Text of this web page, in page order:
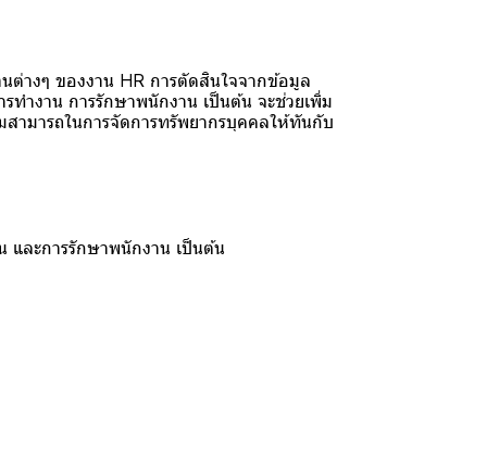
างๆ ของงาน HR การตัดสินใจจากข้อมูล
ทำงาน การรักษาพนักงาน เป็นต้น จะช่วยเพิ่ม
ามารถในการจัดการทรัพยากรบุคคลให้ทันกับ
และการรักษาพนักงาน เป็นต้น